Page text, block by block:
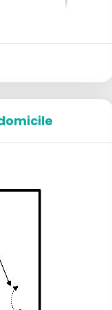
balle sur l'autre
et le joue
du filet.
rapidement
le panier en 3